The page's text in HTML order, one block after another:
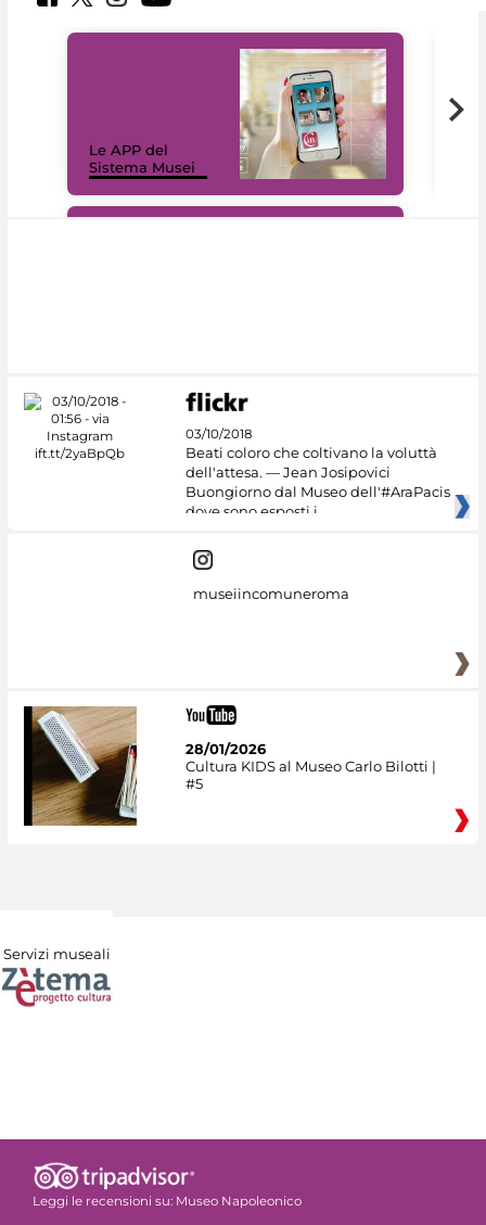
Le APP del
Sistema Musei
03/10/2018
Beati coloro che coltivano la voluttà
dell'attesa. — Jean Josipovici
Buongiorno dal Museo dell'#AraPacis
dove sono esposti i
museiincomuneroma
28/01/2026
Cultura KIDS al Museo Carlo Bilotti |
#5
Servizi museali
Leggi le recensioni su: Museo Napoleonico